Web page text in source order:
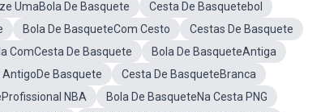
UmaBola De Basquete
Cesta De Basquetebol
Bola De BasqueteCom Cesto
Cestas De Basquete
ComCesta De Basquete
Bola De BasqueteAntiga
AntigoDe Basquete
Cesta De BasqueteBranca
NBA
Bola De BasqueteNa Cesta PNG